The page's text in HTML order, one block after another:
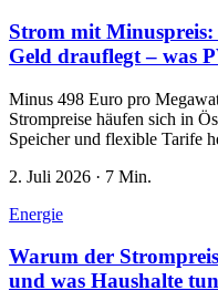
Strom mit
Geld drauflegt – was
Minus 498 Euro pro
Strompreise häufen sich in
Speicher und flexible Tarife
2. Juli 2026 · 7 Min.
Energie
Warum der
und was Haushalte